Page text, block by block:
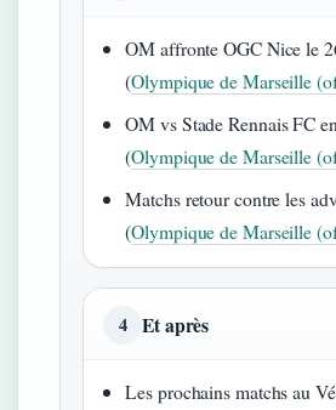
OM affronte OGC Nice le
(Olympique de Marseille
OM vs Stade Rennais FC
(Olympique de Marseille
Matchs retour contre les
(Olympique de Marseille
4 Et après
Les prochains matchs au